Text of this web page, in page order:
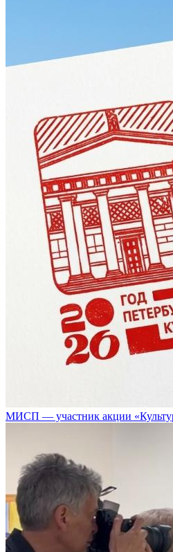
МИСП — участник акции